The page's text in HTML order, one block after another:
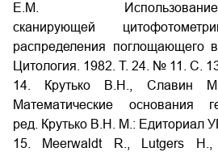
Е.М.
сканирующей
распределения поглощающего
Цитология. 1982. T. 24. № 11. C.
14. Крутько В.Н., Славин
Математические основания
ред. Крутько В.Н. М.: Едиториал
15. Meerwaldt R., Lutgers